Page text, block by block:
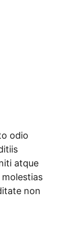
odio
atque
non